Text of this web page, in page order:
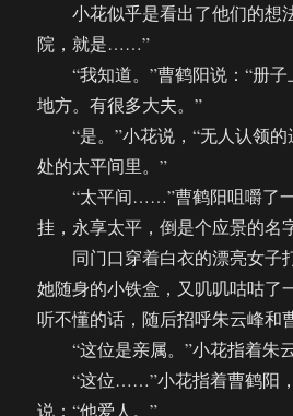
小花似乎是看出了他们的想
院，就是……”
“我知道。”曹鹤阳说：“册子
地方。有很多大夫。”
“是。”小花说，“无人认领的
处的太平间里。”
“太平间……”曹鹤阳咀嚼了一
挂，永享太平，倒是个应景的名
同门口穿着白衣的漂亮女子
她随身的小铁盒，又叽叽咕咕了
听不懂的话，随后招呼朱云峰和
“这位是亲属。”小花指着朱云
“这位……”小花指着曹鹤阳，
说：“他爱人。”